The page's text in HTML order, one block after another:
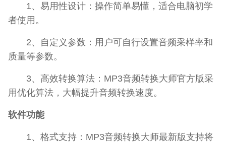
1、易用性设计：操作简单易懂，适合电脑初学
者使用。
2、自定义参数：用户可自行设置音频采样率和
质量等参数。
3、高效转换算法：MP3音频转换大师官方版采
用优化算法，大幅提升音频转换速度。
软件功能
1、格式支持：MP3音频转换大师最新版支持将